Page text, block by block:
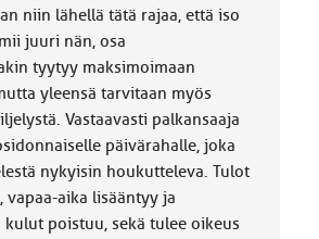
niin lähellä tätä rajaa, että iso
juuri nän, osa
tyytyy maksimoimaan
yleensä tarvitaan myös
Vastaavasti palkansaaja
päivärahalle, joka
nykyisin houkutteleva. Tulot
vapaa-aika lisääntyy ja
poistuu, sekä tulee oikeus